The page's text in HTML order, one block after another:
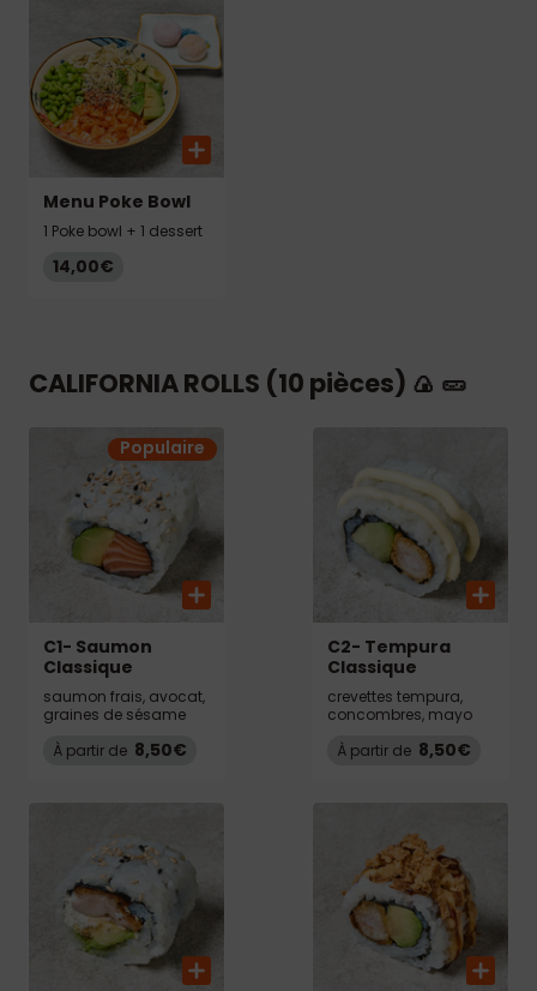
Menu Poke Bowl
1 Poke bowl + 1 dessert
14,00€
CALIFORNIA ROLLS (10 pièces) 🍙 🥒
C1- Saumon
Classique
saumon frais, avocat,
graines de sésame
À partir de 8,50€
Populaire
C2- Tempura
Classique
crevettes tempura,
concombres, mayo
À partir de 8,50€